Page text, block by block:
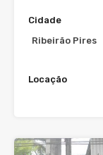
Cidade
Ribeirão Pires
Locação